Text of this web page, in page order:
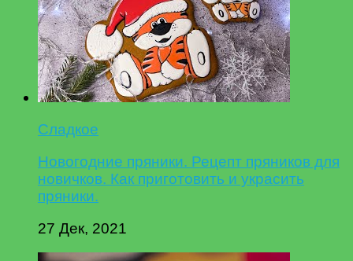
Сладкое
Новогодние пряники. Рецепт пряников для
новичков. Как приготовить и украсить
пряники.
27 Дек, 2021